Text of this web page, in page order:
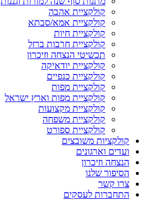
קולקציית אהבה
קולקציית אמא/סבתא
קולקציית חיות
קולקציית חרבות ברזל
תכשיטי הנצחה וזיכרון
קולקציית יודאיקה
קולקציית כנפיים
קולקציית מפות
קולקציית מפות וארץ ישראל
קולקציית מקצועות
קולקציית משפחה
קולקציית ספורט
קולקציות משובצים
ועדים וארגונים
הנצחה וזיכרון
הסיפור שלנו
צרו קשר
התחברות לעסקים